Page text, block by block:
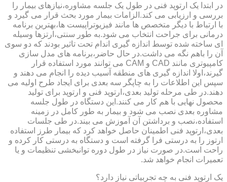
در ابتدا یک ارتوپد فنی در طول یک جلسه مشاوره،نیازهای بیمار را
بررسی و ارزیابی می کند.الزامات بیمار مورد بحث قرار می گیرد و
با ارتباط با دیگر متخصص ها مانند فیزیوتراپیست ها،بهترین برنامه
درمانی برای جراحت انتخاب می شود.به طور سنتی،ارتزها وسیله
ای ساخته شده توسط اندازه گیری اندام تحت تاثیر بودند که دو سوی
آن را باهم نگه می داشت.در حال حاضر،برنامه های مدل سازی
کامپیوتری مانند CAD و CAM می توانند مورد استفاده قرار
گیرند،اولا اندازه گیری های منطقه آسیب دیده را انجام می دهند و
سپس این اطلاعات را به چاپگر سه بعدی برای ایجاد طرح اولیه می
دهند.در طی مرحله تولید بعدی،ارتوپد فنی و ارتوپد برای تولید
محصول نهایی با هم کار می کنند.این دستگاه در طول جلسه
مشاوره بعدی نصب می شود و بیمار به طور کامل در زمینه
استفاده،نصب و برداشتن آن آموزش می بیند.در طی جلسات
بعدی،ارتوپد فنی اطمینان حاصل خواهد کرد که بیمار طرز استفاده
ارتوز را به درستی فرا گرفته است و دستگاه به درستی کار کرده و
راحت است.در صورت نیاز در طول دوره توانبخشی تنظیمات و یا
تعمیرات انجام خواهد شد.
یک ارتوپد فنی به چه تجربیاتی نیاز دارد؟